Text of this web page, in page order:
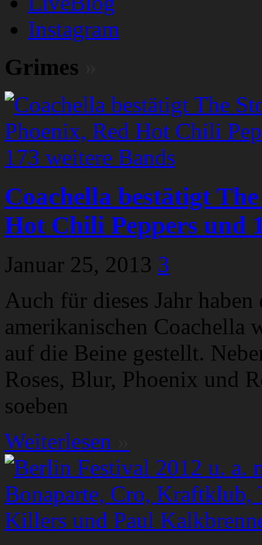
Instagram
Grimes
Coachella bestätigt
Hot Chili Peppers und
Januar 25, 2013 3
Auch für dieses Jahr haben
amerikanischen Coachella
auf die Beine gestellt.
Roses, Blur, Phoenix und
soeben
Weiterlesen